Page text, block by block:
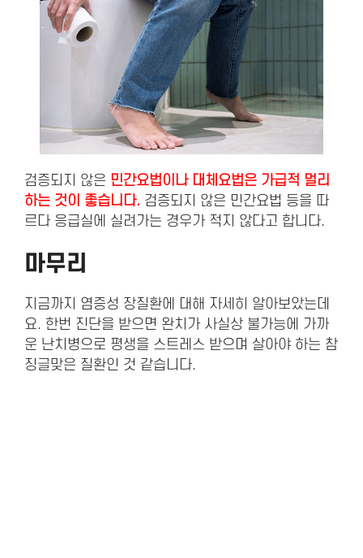
검증되지 않은 민간요법이나 대체요법은 가급적 멀리
하는 것이 좋습니다. 검증되지 않은 민간요법 등을 따
르다 응급실에 실려가는 경우가 적지 않다고 합니다.
마무리
지금까지 염증성 장질환에 대해 자세히 알아보았는데
요. 한번 진단을 받으면 완치가 사실상 불가능에 가까
운 난치병으로 평생을 스트레스 받으며 살아야 하는 참
징글맞은 질환인 것 같습니다.